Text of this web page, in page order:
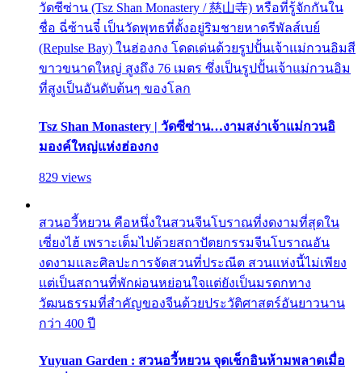
วัดซีซ่าน (Tsz Shan Monastery / 慈山寺) หรือที่รู้จักกันใน
ชื่อ ฉี่ซ้านจี๋ เป็นวัดพุทธที่ตั้งอยู่ริมชายหาดรีพัลส์เบย์
(Repulse Bay) ในฮ่องกง โดดเด่นด้วยรูปปั้นเจ้าแม่กวนอิมสี
ขาวขนาดใหญ่ สูงถึง 76 เมตร ซึ่งเป็นรูปปั้นเจ้าแม่กวนอิม
ที่สูงเป็นอันดับต้นๆ ของโลก
Tsz Shan Monastery | วัดซีซ่าน…งามสง่าเจ้าแม่กวนอิ
มองค์ใหญ่แห่งฮ่องกง
829 views
สวนอวี้หยวน คือหนึ่งในสวนจีนโบราณที่งดงามที่สุดใน
เซี่ยงไฮ้ เพราะเต็มไปด้วยสถาปัตยกรรมจีนโบราณอัน
งดงามและศิลปะการจัดสวนที่ประณีต สวนแห่งนี้ไม่เพียง
แต่เป็นสถานที่พักผ่อนหย่อนใจแต่ยังเป็นมรดกทาง
วัฒนธรรมที่สำคัญของจีนด้วยประวัติศาสตร์อันยาวนาน
กว่า 400 ปี
Yuyuan Garden : สวนอวี้หยวน จุดเช็กอินห้ามพลาดเมื่อ